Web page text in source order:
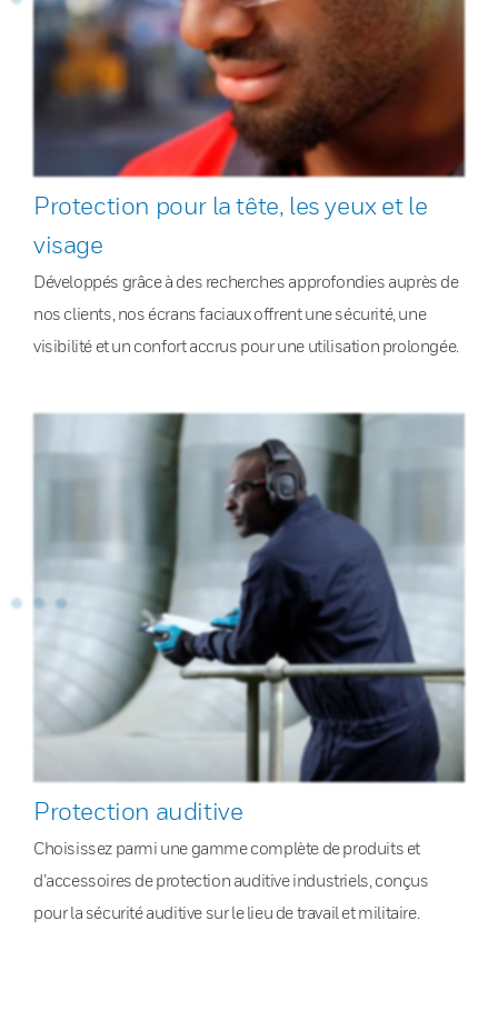
Protection pour la tête, les yeux et le
visage
Développés grâce à des recherches approfondies auprès de
nos clients, nos écrans faciaux offrent une sécurité, une
visibilité et un confort accrus pour une utilisation prolongée.
Protection auditive
Choisissez parmi une gamme complète de produits et
d’accessoires de protection auditive industriels, conçus
pour la sécurité auditive sur le lieu de travail et militaire.